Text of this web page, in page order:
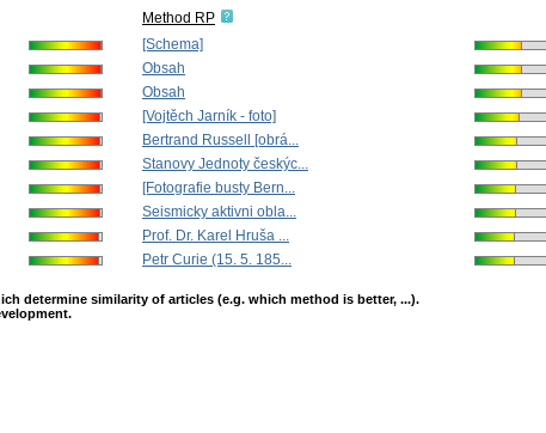
Method RP
[Schema]
Obsah
Obsah
[Vojtěch Jarník - foto]
Bertrand Russell [obrá...
Stanovy Jednoty českýc...
[Fotografie busty Bern...
Seismicky aktivni obla...
Prof. Dr. Karel Hruša ...
Petr Curie (15. 5. 185...
determine similarity of articles (e.g. which method is better, ...).